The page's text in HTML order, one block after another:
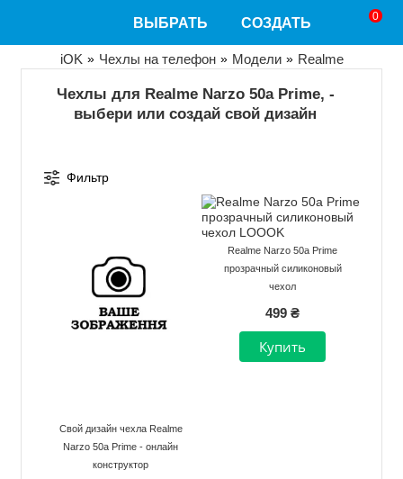
содержанию
ВЫБРАТЬ СОЗДАТЬ 0
Строка
iOK Чехлы на телефон Модели Realme
Чехлы для Realme Narzo 50a Prime, -
выбери или создай свой дизайн
Фильтр
Свой дизайн чехла Realme
Narzo 50a Prime - онлайн
конструктор
Realme Narzo 50a Prime
прозрачный силиконовый
чехол
499 ₴